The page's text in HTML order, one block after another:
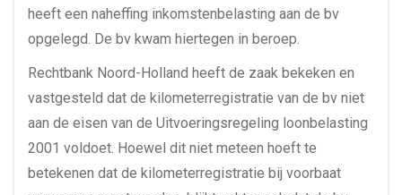
heeft een naheffing inkomstenbelasting aan de bv
opgelegd. De bv kwam hiertegen in beroep.
Rechtbank Noord-Holland heeft de zaak bekeken en
vastgesteld dat de kilometerregistratie van de bv niet
aan de eisen van de Uitvoeringsregeling loonbelasting
2001 voldoet. Hoewel dit niet meteen hoeft te
betekenen dat de kilometerregistratie bij voorbaat